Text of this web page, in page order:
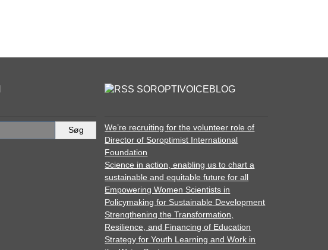
SOROPTIVOICEBLOG
We’re recruiting for the volunteer role of
Director of Soroptimist International
Foundation
Science in action, enabling us to chart a
sustainable and equitable future for all
Empowering Women Scientists in
Policymaking for Sustainable Development
Strengthening the Transformation,
Resilience, and Financing of Education
Strategy for Youth Learning and Work in